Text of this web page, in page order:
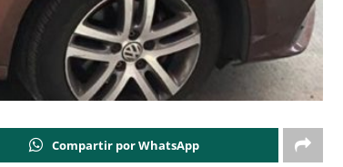
Compartir por WhatsApp